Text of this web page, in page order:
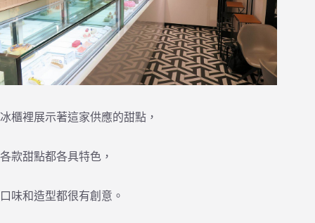
冰櫃裡展示著這家供應的甜點，
各款甜點都各具特色，
口味和造型都很有創意。